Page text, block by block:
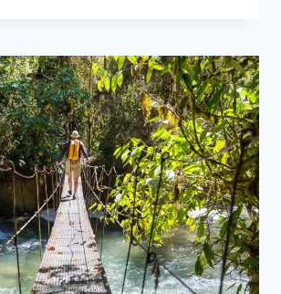
EN
NOVEMBRE
DÉCEMBRE